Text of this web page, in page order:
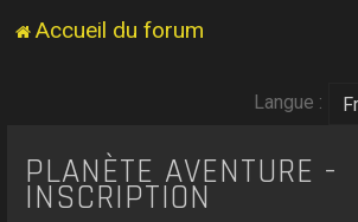
Accueil du forum
Langue :
PLANÈTE AVENTURE -
INSCRIPTION